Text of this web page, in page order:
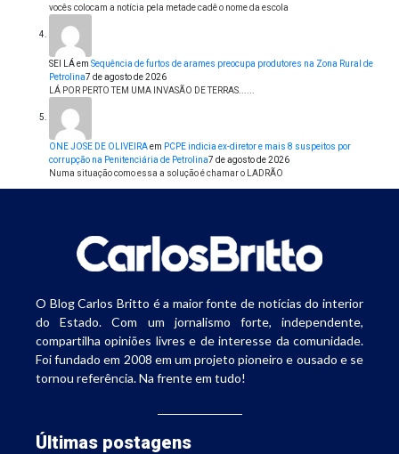
vocês colocam a notícia pela metade cadê o nome da escola
SEI LÁem Sequência de furtos de arames preocupa produtores na Zona Rural de
Petrolina7 de agosto de 2026
LÁ POR PERTO TEM UMA INVASÃO DE TERRAS......
ONE JOSE DE OLIVEIRAem PCPE indicia ex-diretor e mais 8 suspeitos por
corrupção na Penitenciária de Petrolina7 de agosto de 2026
Numa situação como essa a solução é chamar o LADRÃO
O Blog Carlos Britto é a maior fonte de notícias do interior
do Estado. Com um jornalismo forte, independente,
compartilha opiniões livres e de interesse da comunidade.
Foi fundado em 2008 em um projeto pioneiro e ousado e se
tornou referência. Na frente em tudo!
Últimas postagens